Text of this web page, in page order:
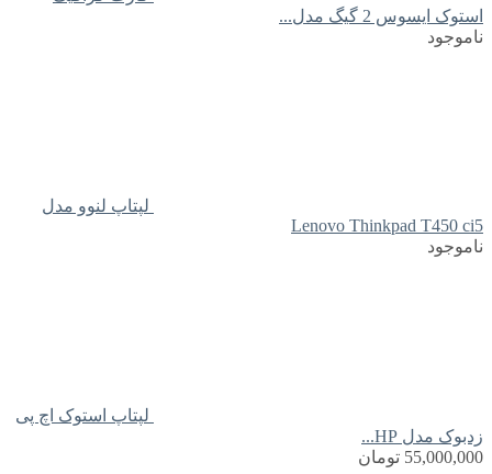
استوک ایسوس 2 گیگ مدل...
ناموجود
لپتاپ لنوو مدل
Lenovo Thinkpad T450 ci5
ناموجود
لپتاپ استوک اچ پی
زدبوک مدل HP...
55,000,000 تومان